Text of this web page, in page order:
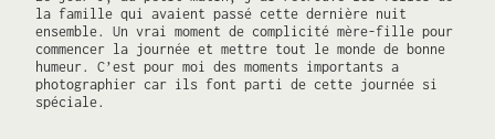
la famille qui avaient passé cette dernière nuit
ensemble. Un vrai moment de complicité mère-fille pour
commencer la journée et mettre tout le monde de bonne
humeur. C’est pour moi des moments importants a
photographier car ils font parti de cette journée si
spéciale.